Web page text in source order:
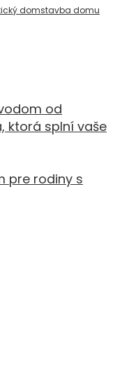
domstavba domu
od
ktorá splní vaše
pre rodiny s